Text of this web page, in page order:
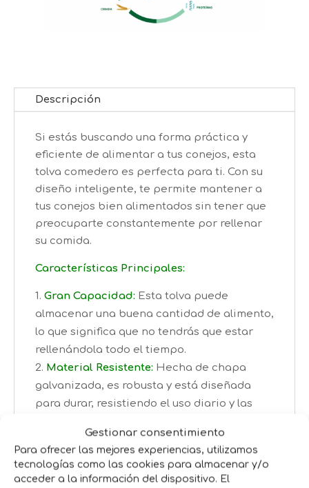
Gestionar consentimiento
Para ofrecer las mejores experiencias, utilizamos
tecnologías como las cookies para almacenar y/o
acceder a la información del dispositivo. El
Descripción
Si estás buscando una forma práctica y
eficiente de alimentar a tus conejos, esta
tolva comedero es perfecta para ti. Con su
diseño inteligente, te permite mantener a
tus conejos bien alimentados sin tener que
preocuparte constantemente por rellenar
su comida.
Características Principales:
Gran Capacidad: Esta tolva puede
almacenar una buena cantidad de alimento,
lo que significa que no tendrás que estar
rellenándola todo el tiempo.
Material Resistente: Hecha de chapa
galvanizada, es robusta y está diseñada
para durar, resistiendo el uso diario y las
Diseño Práctico:Tiene una tapa que
protege el alimento del polvo y otros
contaminantes, manteniéndolo limpio y